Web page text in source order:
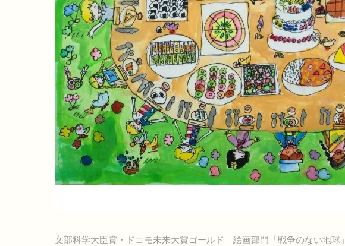
文部科学大臣賞・ドコモ未来大賞ゴールド 絵画部門「戦争のない地球」